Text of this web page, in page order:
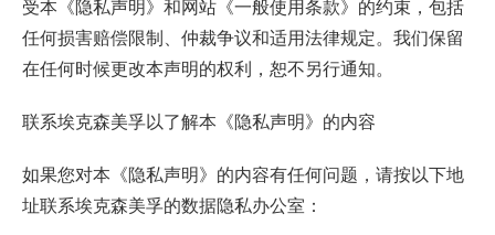
受本《隐私声明》和网站《一般使用条款》的约束，包括
任何损害赔偿限制、仲裁争议和适用法律规定。我们保留
在任何时候更改本声明的权利，恕不另行通知。
联系埃克森美孚以了解本《隐私声明》的内容
如果您对本《隐私声明》的内容有任何问题，请按以下地
址联系埃克森美孚的数据隐私办公室：